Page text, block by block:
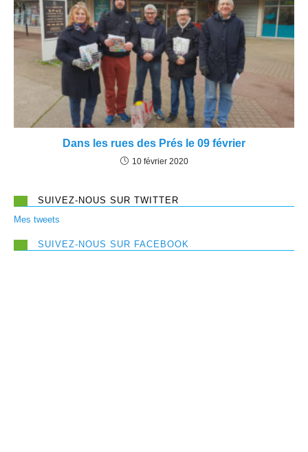
Dans les rues des Prés le 09 février
10 février 2020
SUIVEZ-NOUS SUR TWITTER
Mes tweets
SUIVEZ-NOUS SUR FACEBOOK